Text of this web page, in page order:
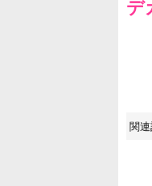
デ
関連